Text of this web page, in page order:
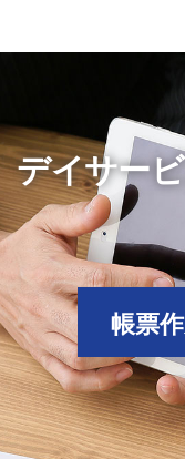
デイサー
帳票